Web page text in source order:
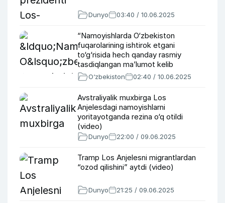
Dunyo 03:40 / 10.06.2025
“Namoyishlarda O‘zbekiston
fuqarolarining ishtirok etgani
to‘g‘risida hech qanday rasmiy
tasdiqlangan maʼlumot kelib
tushmadi” – TIV
O‘zbekiston 02:40 / 10.06.2025
Avstraliyalik muxbirga Los
Anjelesdagi namoyishlarni
yoritayotganda rezina o‘q otildi
(video)
Dunyo 22:00 / 09.06.2025
Tramp Los Anjelesni migrantlardan
“ozod qilishini” aytdi (video)
Dunyo 21:25 / 09.06.2025